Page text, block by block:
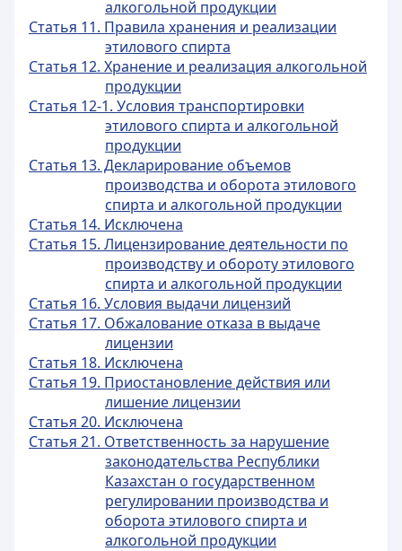
алкогольной продукции
Статья 11. Правила хранения и реализации
этилового спирта
Статья 12. Хранение и реализация алкогольной
продукции
Статья 12-1. Условия транспортировки
этилового спирта и алкогольной
продукции
Статья 13. Декларирование объемов
производства и оборота этилового
спирта и алкогольной продукции
Статья 14. Исключена
Статья 15. Лицензирование деятельности по
производству и обороту этилового
спирта и алкогольной продукции
Статья 16. Условия выдачи лицензий
Статья 17. Обжалование отказа в выдаче
лицензии
Статья 18. Исключена
Статья 19. Приостановление действия или
лишение лицензии
Статья 20. Исключена
Статья 21. Ответственность за нарушение
законодательства Республики
Казахстан о государственном
регулировании производства и
оборота этилового спирта и
алкогольной продукции